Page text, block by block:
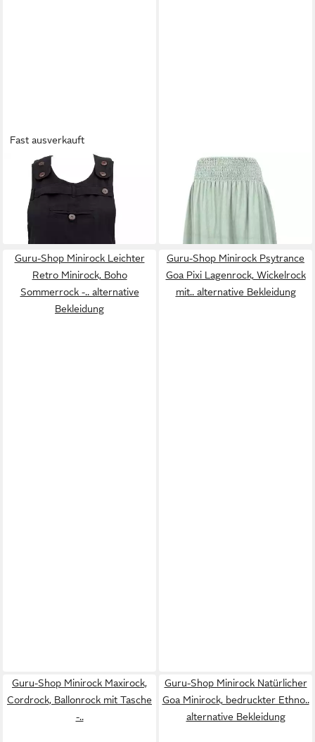
Fast ausverkauft
GURU-SHOP
Minirock
Latzrock, Trägerkleid,
Hippierock - schwarz
alternative Bekleidung
44,90 €
GURU-SHOPMinirock Boho
Stufenrock, Maxirock, weiter
Sommerrock -.. alternative
Bekleidung
44,90 €
Guru-Shop Minirock Leichter
Retro Minirock, Boho
Sommerrock -.. alternative
Bekleidung
Guru-Shop Minirock Psytrance
Goa Pixi Lagenrock, Wickelrock
mit.. alternative Bekleidung
Guru-Shop Minirock Maxirock,
Cordrock, Ballonrock mit Tasche
-..
Guru-Shop Minirock Natürlicher
Goa Minirock, bedruckter Ethno..
alternative Bekleidung